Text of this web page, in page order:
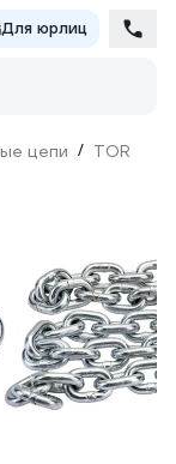
Для юрлиц
цепи / TOR